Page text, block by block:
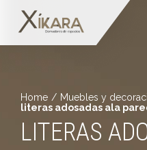
Home / Muebles y
literas adosadas ala
LITERAS